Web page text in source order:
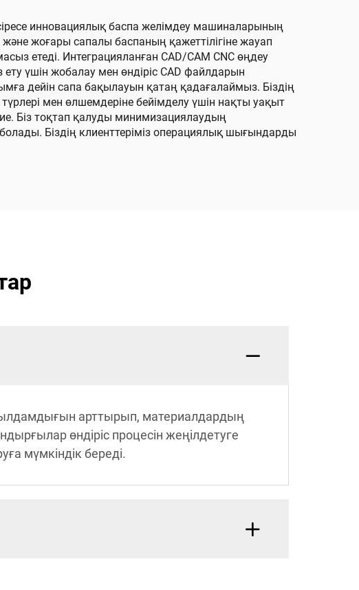
инновациялық баспа желімдеу машиналарының
жоғары сапалы баспаның қажеттілігіне жауап
етеді. Интеграцияланған CAD/CAM CNC өңдеу
үшін жобалау мен өндіріс CAD файлдарын
дейін сапа бақылауын қатаң қадағалаймыз. Біздің
мен өлшемдеріне бейімделу үшін нақты уақыт
Біз тоқтап қалуды минимизациялаудың
Біздің клиенттеріміз операциялық шығындарды
арттырып, материалдардың
өндіріс процесін жеңілдетуге
мүмкіндік береді.